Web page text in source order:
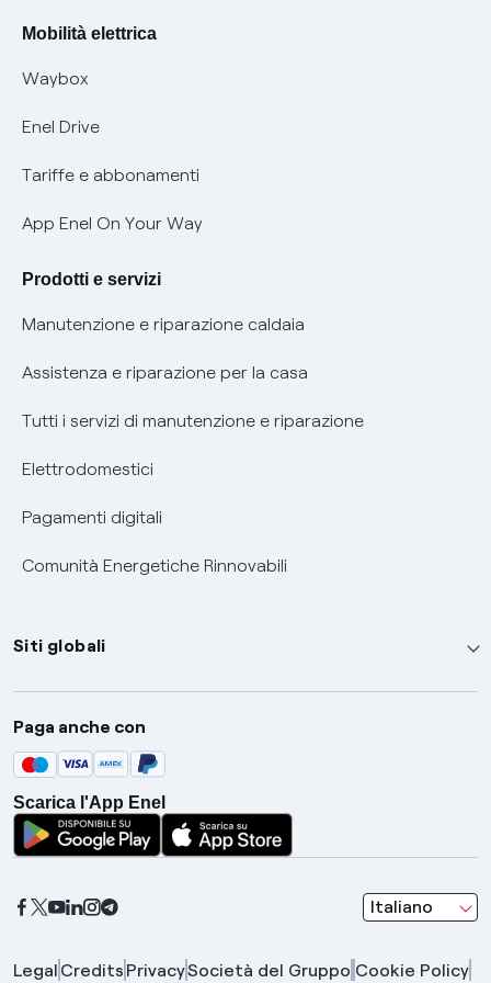
Informativa RAEE
Informativa Privacy AI
Offerte Placet non vulnerabili
Offerta Tutela Vulnerabilità Gas
Mobilità Elettrica
Phishing e truffe online
Verifica chi ti ha chiamato
Agevolazione utenti con disabilità per offerte Fibra
Informativa RAEE
Mobilità elettrica
Waybox
Enel Drive
Tariffe e abbonamenti
App Enel On Your Way
Prodotti e servizi
Manutenzione e riparazione caldaia
Assistenza e riparazione per la casa
Tutti i servizi di manutenzione e riparazione
Elettrodomestici
Pagamenti digitali
Comunità Energetiche Rinnovabili
Siti globali
Enel Group
Enel Green Power
Global Trading
Global Procurement
Gridspertise
Paga anche con
Scarica l'App Enel
Italiano
seleziona una
Legal Credits PrivacySocietà del Gruppo Cookie Policy